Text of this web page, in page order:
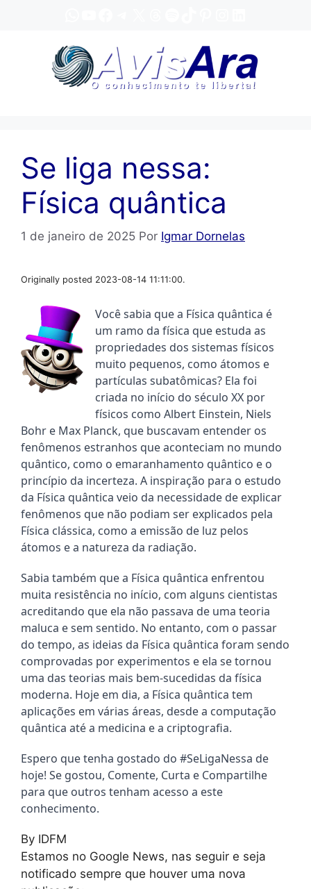
Se liga nessa:
Física quântica
1 de janeiro de 2025 Por Igmar Dornelas
Originally posted 2023-08-14 11:11:00.
Você sabia que a Física quântica é
um ramo da física que estuda as
propriedades dos sistemas físicos
muito pequenos, como átomos e
partículas subatômicas? Ela foi
criada no início do século XX por
físicos como Albert Einstein, Niels
Bohr e Max Planck, que buscavam entender os
fenômenos estranhos que aconteciam no mundo
quântico, como o emaranhamento quântico e o
princípio da incerteza. A inspiração para o estudo
da Física quântica veio da necessidade de explicar
fenômenos que não podiam ser explicados pela
Física clássica, como a emissão de luz pelos
átomos e a natureza da radiação.
Sabia também que a Física quântica enfrentou
muita resistência no início, com alguns cientistas
acreditando que ela não passava de uma teoria
maluca e sem sentido. No entanto, com o passar
do tempo, as ideias da Física quântica foram sendo
comprovadas por experimentos e ela se tornou
uma das teorias mais bem-sucedidas da física
moderna. Hoje em dia, a Física quântica tem
aplicações em várias áreas, desde a computação
quântica até a medicina e a criptografia.
Espero que tenha gostado do #SeLigaNessa de
hoje! Se gostou, Comente, Curta e Compartilhe
para que outros tenham acesso a este
conhecimento.
By IDFM
Estamos no Google News, nas seguir e seja
notificado sempre que houver uma nova